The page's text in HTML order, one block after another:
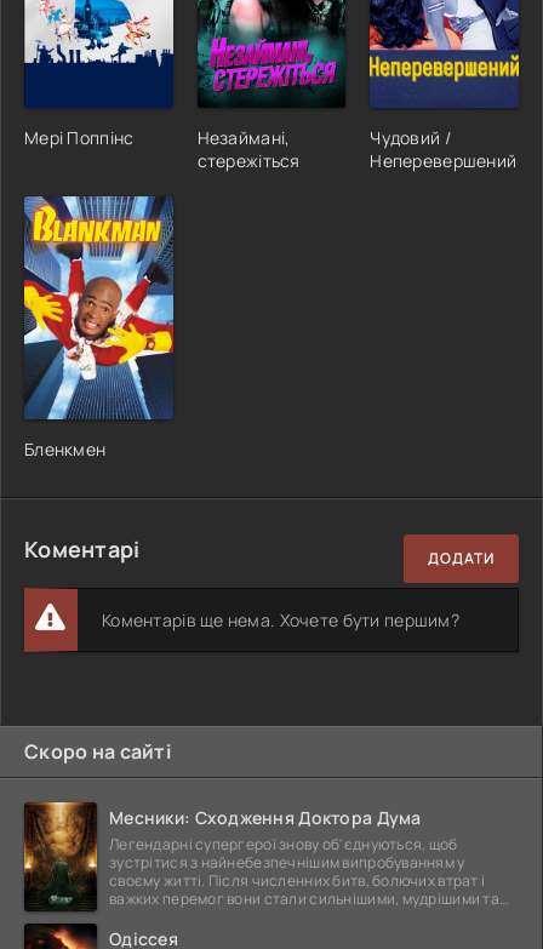
Мері Поппінс
Незаймані,
стережіться
Чудовий /
Неперевершений
Бленкмен
Коментарі ДОДАТИ
Коментарів ще нема. Хочете бути першим?
Скоро на сайті
Месники: Сходження Доктора Дума
Легендарні супергерої знову об'єднуються, щоб
зустрітися з найнебезпечнішим випробуванням у
своєму житті. Після численних битв, болючих втрат і
важких перемог вони стали сильнішими, мудрішими та
Одіссея